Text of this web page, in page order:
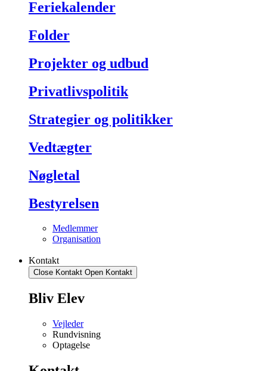
Feriekalender
Folder
Projekter og udbud
Privatlivspolitik
Strategier og politikker
Vedtægter
Nøgletal
Bestyrelsen
Medlemmer
Organisation
Kontakt
Close Kontakt Open Kontakt
Bliv Elev
Vejleder
Rundvisning
Optagelse